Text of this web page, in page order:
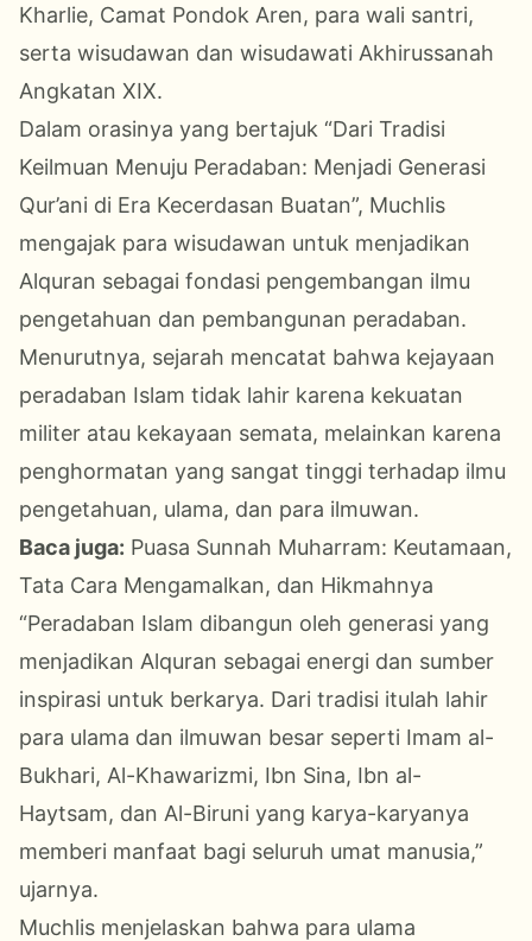
Kharlie, Camat Pondok Aren, para wali santri,
serta wisudawan dan wisudawati Akhirussanah
Angkatan XIX.
Dalam orasinya yang bertajuk “Dari Tradisi
Keilmuan Menuju Peradaban: Menjadi Generasi
Qur’ani di Era Kecerdasan Buatan”, Muchlis
mengajak para wisudawan untuk menjadikan
Alquran sebagai fondasi pengembangan ilmu
pengetahuan dan pembangunan peradaban.
Menurutnya, sejarah mencatat bahwa kejayaan
peradaban Islam tidak lahir karena kekuatan
militer atau kekayaan semata, melainkan karena
penghormatan yang sangat tinggi terhadap ilmu
pengetahuan, ulama, dan para ilmuwan.
Baca juga: Puasa Sunnah Muharram: Keutamaan,
Tata Cara Mengamalkan, dan Hikmahnya
“Peradaban Islam dibangun oleh generasi yang
menjadikan Alquran sebagai energi dan sumber
inspirasi untuk berkarya. Dari tradisi itulah lahir
para ulama dan ilmuwan besar seperti Imam al-
Bukhari, Al-Khawarizmi, Ibn Sina, Ibn al-
Haytsam, dan Al-Biruni yang karya-karyanya
memberi manfaat bagi seluruh umat manusia,”
ujarnya.
Muchlis menjelaskan bahwa para ulama